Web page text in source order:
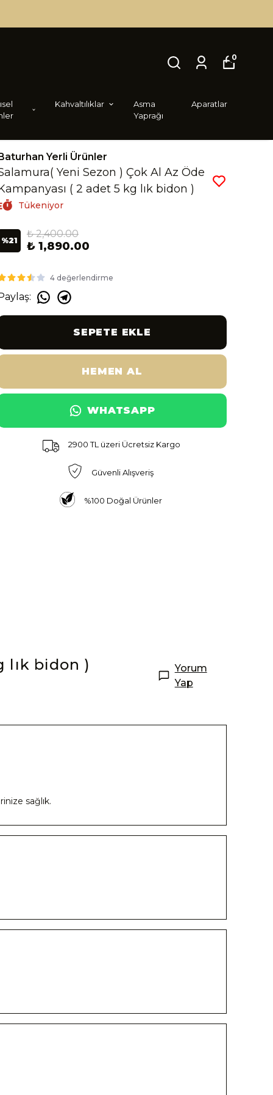
Kahvaltılıklar
Asma
Yaprağı
Aparatlar
0
Yerli Ürünler
Yeni Sezon ) Çok Al Az Öde
( 2 adet 5 kg lık bidon )
Tükeniyor
%21
₺ 2,400.00
₺ 1,890.00
4 değerlendirme
:
SEPETE EKLE
HEMEN AL
WHATSAPP
2900 TL üzeri Ücretsiz Kargo
Güvenli Alışveriş
%100 Doğal Ürünler
lık bidon )
Yorum
Yap
sağlık.